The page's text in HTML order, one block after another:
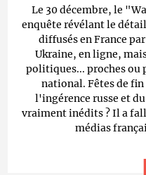
Le 30 décembre, le
enquête révélant le
diffusés en France
Ukraine, en ligne,
politiques... proches ou
national. Fêtes de
l'ingérence russe et
vraiment inédits ? Il a
médias